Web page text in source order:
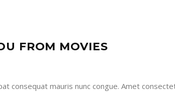
FROM MOVIES
consequat mauris nunc congue. Amet